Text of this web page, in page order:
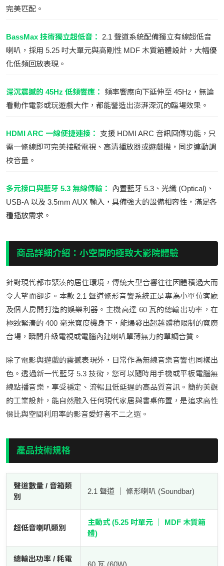
完美匹配。
BassMax 技術獨立超低音：
2.1 聲道系統配備獨立有線超低音
喇叭，採用 5.25 吋大單元與高剛性 MDF 木質箱體設計，大幅優
化低頻回放表現。
深沉震撼的 45Hz 低頻響應：
頻率響應向下延伸至 45Hz，無論
看動作電影或玩遊戲大作，都能營造出澎湃深沉的臨場效果。
HDMI ARC 一線便捷連接：
支援 HDMI ARC 音訊回傳功能，只
需一條線即可完美接駁電視、高清播放器或遊戲機，同步連動調
校音量。
多元接口與藍牙 5.3 無線傳輸：
內置藍牙 5.3、光纖 (Optical)、
USB-A 以及 3.5mm AUX 輸入，具備強大的設備相容性，滿足各
種播放需求。
商品詳細介紹：小空間的極致大影院體驗
針對現代都市緊湊的居住環境，傳統大型音響往往因體積過大而
令人望而卻步。本款 2.1 聲道條形音響系統正是專為小單位客廳
及個人房間打造的娛樂利器。主機高達 60 瓦的總輸出功率，在
極致緊湊的 400 毫米寬度機身下，能爆發出超越體積限制的寬廣
音場，瞬間升級電視或電腦內建喇叭單薄無力的單調音質。
除了電影與遊戲的震撼表現外，日常作為無線音樂音響也同樣出
色。透過新一代藍牙 5.3 技術，您可以隨時用手機或平板電腦無
線點播音樂，享受穩定、流暢且低延遲的高品質音訊。簡約美觀
的工業設計，能自然融入任何現代家居與書桌佈置，是追求高性
價比與空間利用率的影音愛好者不二之選。
產品技術規格
聲道數量 / 音箱類
別
2.1 聲道 ｜ 條形喇叭 (Soundbar)
超低音喇叭類別
主動式 (5.25 吋單元 ｜ MDF 木質箱
體)
總輸出功率 / 耗電
60 瓦 (60W)